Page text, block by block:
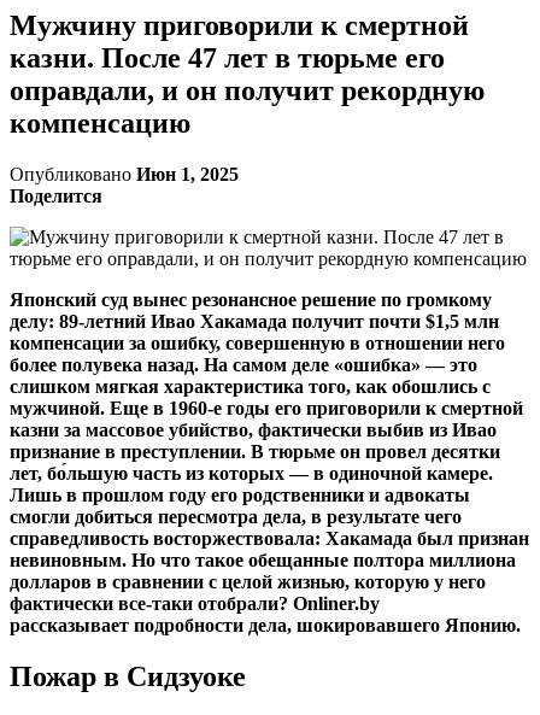
Мужчину приговорили к смертной
казни. После 47 лет в тюрьме его
оправдали, и он получит рекордную
компенсацию
Опубликовано Июн 1, 2025
Поделится
Японский суд вынес резонансное решение по громкому
делу: 89-летний Ивао Хакамада получит почти $1,5 млн
компенсации за ошибку, совершенную в отношении него
более полувека назад. На самом деле «ошибка» — это
слишком мягкая характеристика того, как обошлись с
мужчиной. Еще в 1960-е годы его приговорили к смертной
казни за массовое убийство, фактически выбив из Ивао
признание в преступлении. В тюрьме он провел десятки
лет, бо́льшую часть из которых — в одиночной камере.
Лишь в прошлом году его родственники и адвокаты
смогли добиться пересмотра дела, в результате чего
справедливость восторжествовала: Хакамада был признан
невиновным. Но что такое обещанные полтора миллиона
долларов в сравнении с целой жизнью, которую у него
фактически все-таки отобрали? Onliner.by
рассказывает подробности дела, шокировавшего Японию.
Пожар в Сидзуоке